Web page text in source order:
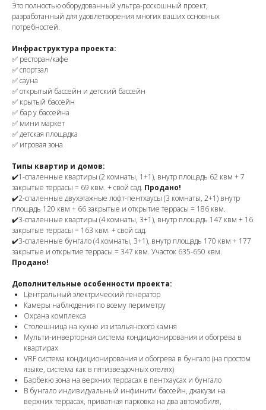
Это полностью оборудованный ультра-роскошный проект,
разработанный для удовлетворения многих ваших основных
потребностей.
Инфраструктура проекта:
✅ ресторан/кафе
✅ спортзал
✅ сауна
✅ открытый бассейн и детский бассейн
✅ крытый бассейн
✅ бар у бассейна
✅ мини маркет
✅ детская площадка
✅ игровая зона
Типы квартир и домов:
✔️1-спаленные квартиры (2 комнаты, 1+1), внутр площадь 62 квм + 7
закрытые террасы = 69 квм. + свой сад. Продано!
✔️2-спаленные двухэтажные лофт-пентхаусы (3 комнаты, 2+1) внутр
площадь 120 квм + 66 закрытые и открытие террасы = 186 квм.
✔️3-спаленные квартиры (4 комнаты, 3+1), внутр площадь 147 квм + 16
закрытые террасы = 163 квм. + свой сад.
✔️3-спаленные бунгало (4 комнаты, 3+1), внутр площадь 170 квм + 177
закрытые и открытие террасы = 347 квм. Участок 635-650 квм.
Продано!
Дополнительные особенности проекта:
Центральный электрический генератор
Камеры наблюдения по всему периметру
Охрана комплекса
Столешница на кухне из итальянского камня
Мульти-инверторная система кондиционирования и обогрева в
квартирах
VRF система кондиционирования и обогрева в бунгало (на простом
языке, система как в пятизвездочных отелях)
Барбекю зона на верхних террасах в пентхаусах и бунгало
В бунгало индивидуальный инфинити бассейн, джакузи на
верхних террасах, приватная парковка на два автомобиля,